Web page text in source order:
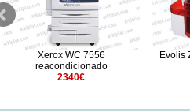
Xerox WC 7556
reacondicionado
2340€
Evolis